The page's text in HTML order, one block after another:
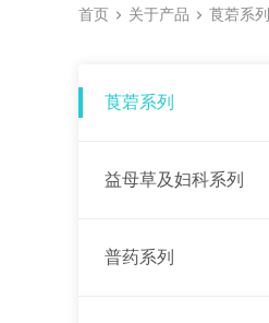
首页 关于产品 莨菪系列
莨菪系列
益母草及妇科系列
普药系列